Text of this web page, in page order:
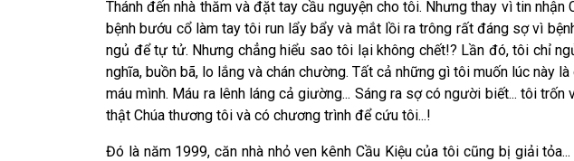
Thánh đến nhà thăm và đặt tay cầu nguyện cho tôi. Nhưng thay vì tin
bệnh bướu cổ làm tay tôi run lẩy bẩy và mắt lồi ra trông rất đáng sợ vì
ngủ để tự tử. Nhưng chẳng hiểu sao tôi lại không chết!? Lần đó, tôi chỉ
nghĩa, buồn bã, lo lắng và chán chường. Tất cả những gì tôi muốn lúc này
máu mình. Máu ra lênh láng cả giường... Sáng ra sợ có người biết... tôi
thật Chúa thương tôi và có chương trình để cứu tôi...!
Đó là năm 1999, căn nhà nhỏ ven kênh Cầu Kiệu của tôi cũng bị giải